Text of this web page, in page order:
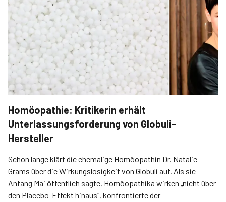
Homöopathie: Kritikerin erhält
Unterlassungsforderung von Globuli-
Hersteller
Schon lange klärt die ehemalige Homöopathin Dr. Natalie
Grams über die Wirkungslosigkeit von Globuli auf. Als sie
Anfang Mai öffentlich sagte, Homöopathika wirken „nicht über
den Placebo-Effekt hinaus“, konfrontierte der